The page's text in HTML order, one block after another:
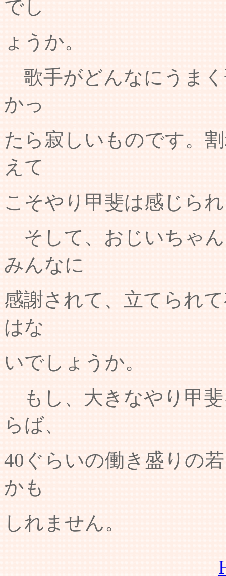
でし
ょうか。
歌手がどんなにうま
かっ
たら寂しいものです。
えて
こそやり甲斐は感じら
そして、おじいちゃ
みんなに
感謝されて、立てられ
はな
いでしょうか。
もし、大きなやり甲
らば、
40ぐらいの働き盛りの
かも
しれません。